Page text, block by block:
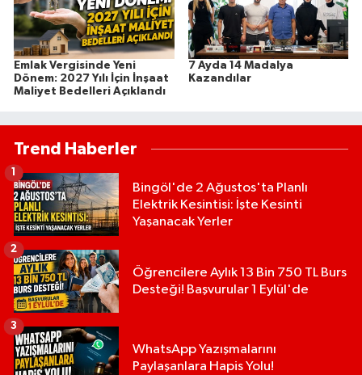
Emlak Vergisinde Yeni
Dönem: 2027 Yılı İçin İnşaat
Maliyet Bedelleri Açıklandı
7 Ayda 14 Madalya
Kazandılar
Trend Haberler
Bingöl'de 2 Ağustos'ta Planlı
Elektrik Kesintisi: İşte Kesinti
Yaşanacak Yerler
Öğrencilere Aylık 13 Bin 750 TL Burs
Desteği! Başvurular 1 Eylül'de
2
WhatsApp Yazışmalarını
Paylaşanlara Hapis Yolu!
3